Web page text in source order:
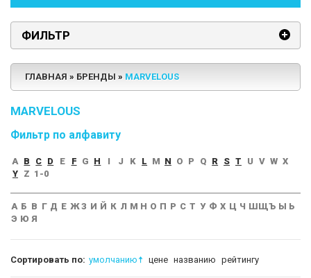
ФИЛЬТР
ГЛАВНАЯ БРЕНДЫ MARVELOUS
MARVELOUS
Фильтр по алфавиту
A B C D E F G H I J K L M N O P Q R S T U V W X
Y
Z 1-0
А Б В Г Д Е ЖЗ И Й К Л М Н О П Р С Т У Ф Х Ц Ч ШЩЪ Ы Ь
Э Ю Я
Сортировать по: умолчанию цене названию рейтингу